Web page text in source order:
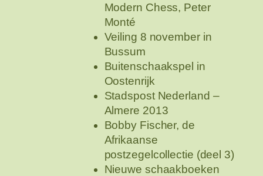
Modern Chess, Peter
Monté
Veiling 8 november in
Bussum
Buitenschaakspel in
Oostenrijk
Stadspost Nederland –
Almere 2013
Bobby Fischer, de
Afrikaanse
postzegelcollectie (deel 3)
Nieuwe schaakboeken